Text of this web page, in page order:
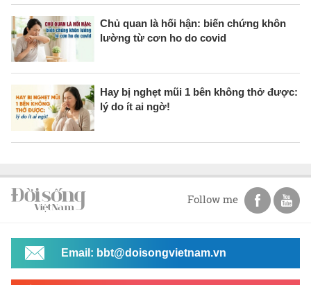
Chủ quan là hối hận: biến chứng khôn
lường từ cơn ho do covid
Hay bị nghẹt mũi 1 bên không thở được:
lý do ít ai ngờ!
Follow me
Email: bbt@doisongvietnam.vn